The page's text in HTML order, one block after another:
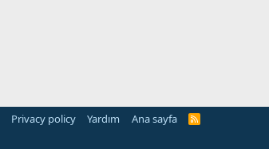
Privacy policy Yardım Ana sayfa
R